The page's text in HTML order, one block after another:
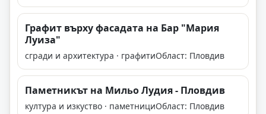
Графит върху фасадата на Бар "Мария
Луиза"
сгради и архитектура · графитиОбласт: Пловдив
Паметникът на Мильо Лудия - Пловдив
култура и изкуство · паметнициОбласт: Пловдив